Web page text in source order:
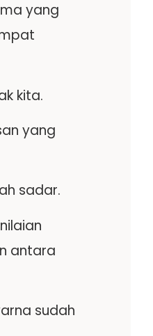
yang
kita.
yang
sadar.
antara
sudah